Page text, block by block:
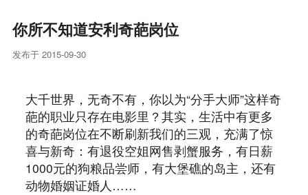
你所不知道安利奇葩岗位
发布于 2015-09-30
大千世界，无奇不有，你以为“分手大师”这样奇
葩的职业只存在电影里？其实，生活中有更多
的奇葩岗位在不断刷新我们的三观，充满了惊
喜与新奇：有退役空姐网售剥蟹服务，有日薪
1000元的狗粮品尝师，有大堡礁的岛主，还有
动物婚姻证婚人……